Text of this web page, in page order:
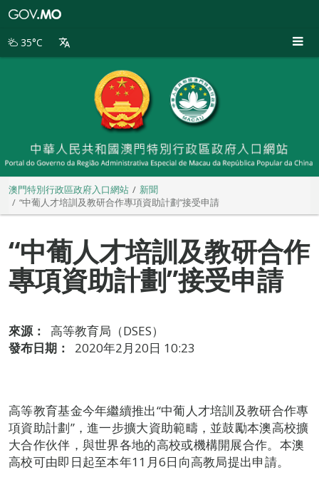
別
35°C
澳門特別行政區政府入口網站
新聞
“中葡人才培訓及教研合作專項資助計劃”接受申請
“中葡人才培訓及教研合作
專項資助計劃”接受申請
來源：
高等教育局（DSES）
發布日期：
2020年2月20日 10:23
高等教育基金今年繼續推出“中葡人才培訓及教研合作專
項資助計劃”，進一步擴大資助範疇，並鼓勵本澳高校擴
大合作伙伴，與世界各地的高校或機構開展合作。本澳
高校可由即日起至本年11月6日向高教局提出申請。